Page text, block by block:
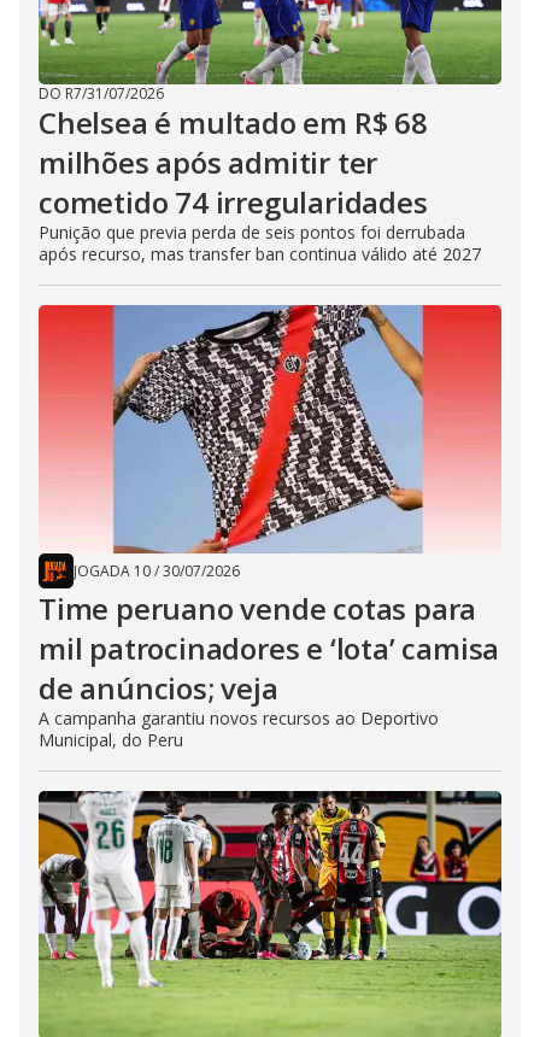
DO R7/31/07/2026
Chelsea é multado em R$ 68
milhões após admitir ter
cometido 74 irregularidades
Punição que previa perda de seis pontos foi derrubada
após recurso, mas transfer ban continua válido até 2027
JOGADA 10/30/07/2026
Time peruano vende cotas para
mil patrocinadores e ‘lota’ camisa
de anúncios; veja
A campanha garantiu novos recursos ao Deportivo
Municipal, do Peru